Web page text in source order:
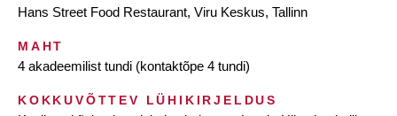
Hans Street Food Restaurant, Viru Keskus, Tallinn
MAHT
4 akadeemilist tundi (kontaktõpe 4 tundi)
KOKKUVÕTTEV LÜHIKIRJELDUS